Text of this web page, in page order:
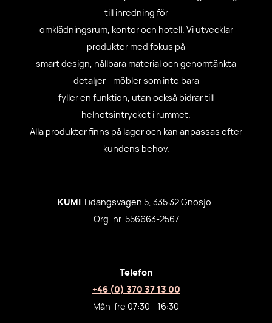
till inredning för
omklädningsrum, kontor och hotell. Vi utvecklar
produkter med fokus på
smart design, hållbara material och genomtänkta
detaljer - möbler som inte bara
fyller en funktion, utan också bidrar till
helhetsintrycket i rummet.
Alla produkter finns på lager och kan anpassas efter
kundens behov.
KUMI
Lidängsvägen 5, 335 32 Gnosjö
Org. nr. 556663-2567
Telefon
+46 (0) 370 37 13 00
Mån-fre 07:30 - 16:30